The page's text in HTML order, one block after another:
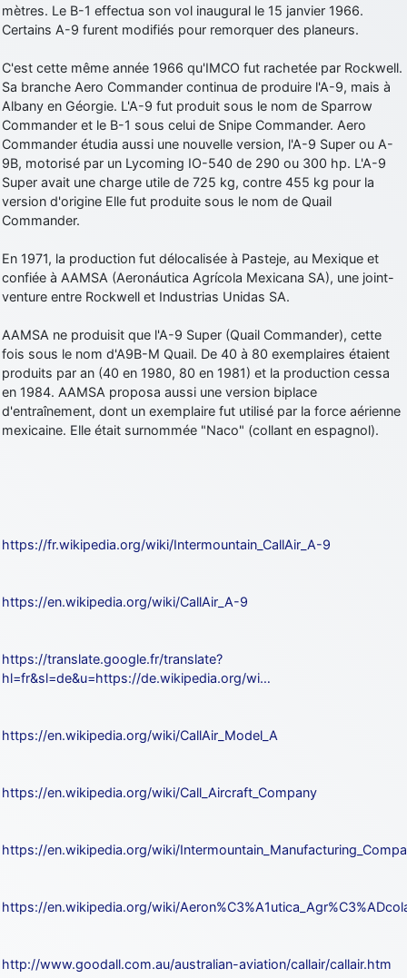
mètres. Le B-1 effectua son vol inaugural le 15 janvier 1966.
Certains A-9 furent modifiés pour remorquer des planeurs.
C'est cette même année 1966 qu'IMCO fut rachetée par Rockwell.
Sa branche Aero Commander continua de produire l'A-9, mais à
Albany en Géorgie. L'A-9 fut produit sous le nom de Sparrow
Commander et le B-1 sous celui de Snipe Commander. Aero
Commander étudia aussi une nouvelle version, l'A-9 Super ou A-
9B, motorisé par un Lycoming IO-540 de 290 ou 300 hp. L'A-9
Super avait une charge utile de 725 kg, contre 455 kg pour la
version d'origine Elle fut produite sous le nom de Quail
Commander.
En 1971, la production fut délocalisée à Pasteje, au Mexique et
confiée à AAMSA (Aeronáutica Agrícola Mexicana SA), une joint-
venture entre Rockwell et Industrias Unidas SA.
AAMSA ne produisit que l'A-9 Super (Quail Commander), cette
fois sous le nom d'A9B-M Quail. De 40 à 80 exemplaires étaient
produits par an (40 en 1980, 80 en 1981) et la production cessa
en 1984. AAMSA proposa aussi une version biplace
d'entraînement, dont un exemplaire fut utilisé par la force aérienne
mexicaine. Elle était surnommée "Naco" (collant en espagnol).
https://fr.wikipedia.org/wiki/Intermountain_CallAir_A-9
https://en.wikipedia.org/wiki/CallAir_A-9
https://translate.google.fr/translate?
hl=fr&sl=de&u=https://de.wikipedia.org/wi…
https://en.wikipedia.org/wiki/CallAir_Model_A
https://en.wikipedia.org/wiki/Call_Aircraft_Company
https://en.wikipedia.org/wiki/
https://en.wikipedia.org/wiki/
http://www.goodall.com.au/australian-aviation/callair/callair.htm